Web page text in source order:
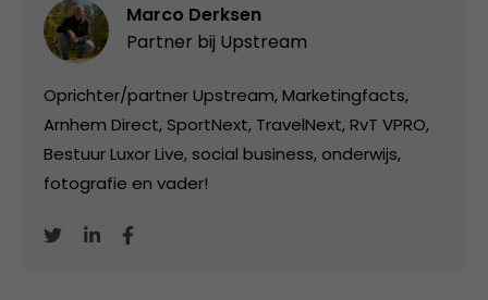
Marco Derksen
Partner bij Upstream
Oprichter/partner Upstream, Marketingfacts,
Arnhem Direct, SportNext, TravelNext, RvT VPRO,
Bestuur Luxor Live, social business, onderwijs,
fotografie en vader!